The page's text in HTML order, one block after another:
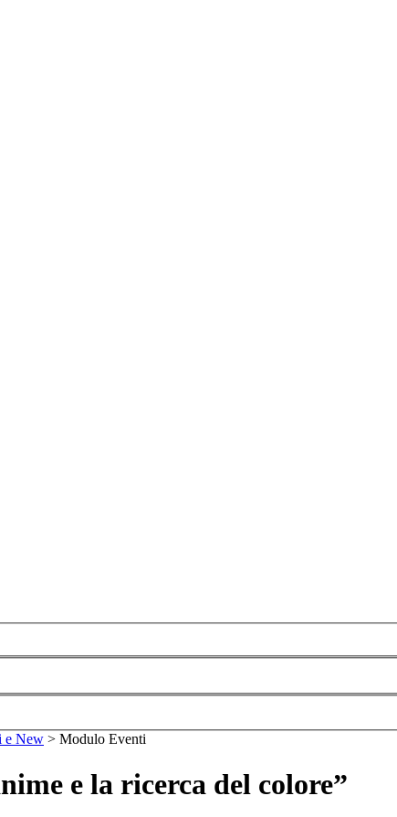
e New > Modulo Eventi
e la ricerca del colore”